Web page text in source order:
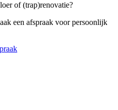
of (trap)renovatie?
een afspraak voor persoonlijk